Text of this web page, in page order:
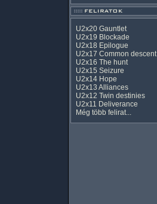
U2x20 Gauntlet
U2x19 Blockade
U2x18 Epilogue
U2x17 Common descent
U2x16 The hunt
U2x15 Seizure
U2x14 Hope
U2x13 Alliances
U2x12 Twin destinies
U2x11 Deliverance
Még több felirat...